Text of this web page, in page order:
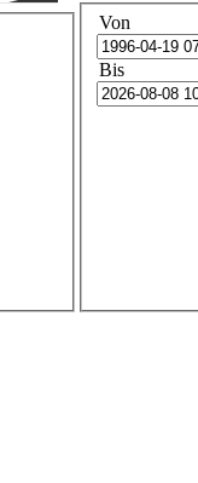
Von
Bis